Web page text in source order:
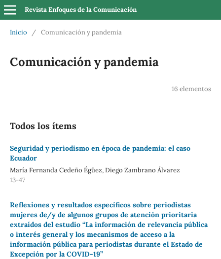
Revista Enfoques de la Comunicación
Inicio / Comunicación y pandemia
Comunicación y pandemia
16 elementos
Todos los ítems
Seguridad y periodismo en época de pandemia: el caso
Ecuador
María Fernanda Cedeño Égüez, Diego Zambrano Álvarez
13-47
Reflexiones y resultados específicos sobre periodistas
mujeres de/y de algunos grupos de atención prioritaria
extraídos del estudio “La información de relevancia pública
o interés general y los mecanismos de acceso a la
información pública para periodistas durante el Estado de
Excepción por la COVID-19”